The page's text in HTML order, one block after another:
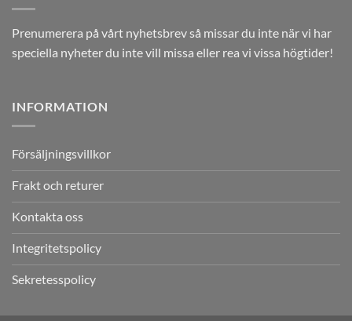
Prenumerera på vårt nyhetsbrev så missar du inte när vi har
speciella nyheter du inte vill missa eller rea vi vissa högtider!
INFORMATION
Försäljningsvillkor
Frakt och returer
Kontakta oss
Integritetspolicy
Sekretesspolicy